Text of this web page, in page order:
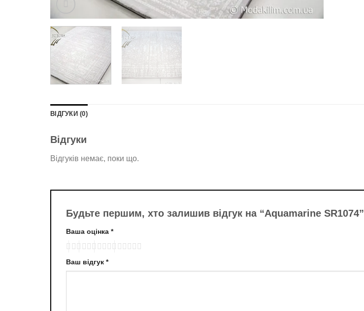
ВІДГУКИ (0)
Відгуки
Відгуків немає, поки що.
Будьте першим, хто залишив відгук на “Aquamarine SR1074”
Ваша оцінка *
Ваш відгук *